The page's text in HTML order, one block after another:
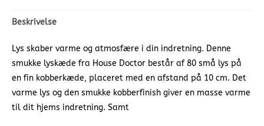
Beskrivelse
Lys skaber varme og atmosfære i din indretning. Denne
smukke lyskæde fra House Doctor består af 80 små lys på
en fin kobberkæde, placeret med en afstand på 10 cm. Det
varme lys og den smukke kobberfinish giver en masse varme
til dit hjems indretning. Samt